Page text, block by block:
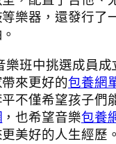
樂器，還發行了
樂班中挑選成員
帶來更好的包養網
平不僅希望孩子們
，也希望音樂包養
美好的人生經歷。